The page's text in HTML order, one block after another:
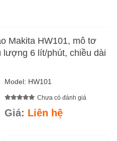
Makita HW101, mô tơ
lượng 6 lít/phút, chiều dài
Model: HW101
Chưa có đánh giá
Giá: Liên hệ